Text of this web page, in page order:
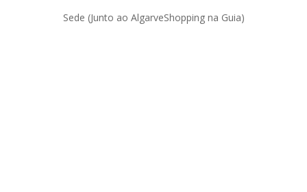
Sede (Junto ao AlgarveShopping na Guia)